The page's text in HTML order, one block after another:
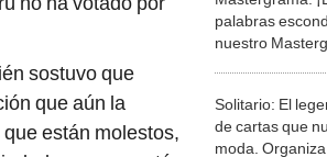
sostuvo que
que aún la
están molestos,
palabras
nuestro
Solitario: El
de cartas que
moda.